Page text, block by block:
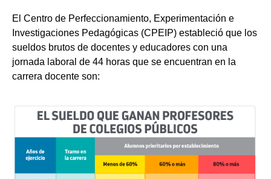
El Centro de Perfeccionamiento, Experimentación e
Investigaciones Pedagógicas (CPEIP) estableció que los
sueldos brutos de docentes y educadores con una
jornada laboral de 44 horas que se encuentran en la
carrera docente son: